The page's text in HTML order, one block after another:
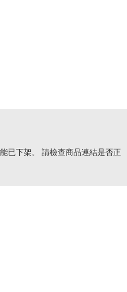
已下架。 請檢查商品連結是否正